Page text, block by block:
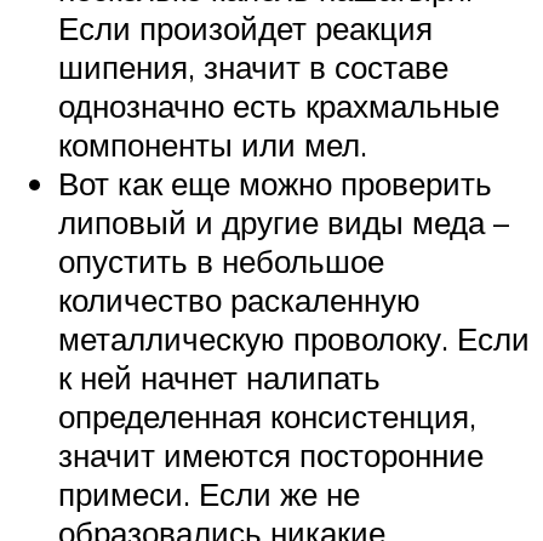
Если произойдет реакция
шипения, значит в составе
однозначно есть крахмальные
компоненты или мел.
Вот как еще можно проверить
липовый и другие виды меда –
опустить в небольшое
количество раскаленную
металлическую проволоку. Если
к ней начнет налипать
определенная консистенция,
значит имеются посторонние
примеси. Если же не
образовались никакие